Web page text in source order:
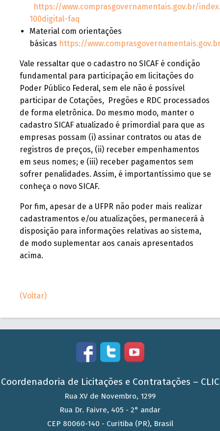
https://www.comprasgovernamentais.gov.br/
100digital-faq
Material com orientações
básicas https://
Vale ressaltar que o cadastro no SICAF é condição
fundamental para participação em licitações do
Poder Público Federal, sem ele não é possível
participar de Cotações, Pregões e RDC processados
de forma eletrônica. Do mesmo modo, manter o
cadastro SICAF atualizado é primordial para que as
empresas possam (i) assinar contratos ou atas de
registros de preços, (ii) receber empenhamentos
em seus nomes; e (iii) receber pagamentos sem
sofrer penalidades. Assim, é importantíssimo que se
conheça o novo SICAF.
Por fim, apesar de a UFPR não poder mais realizar
cadastramentos e/ou atualizações, permanecerá à
disposição para informações relativas ao sistema,
de modo suplementar aos canais apresentados
acima.
(Voltar)
Coordenadoria de Licitações e Contratações – CLIC
Rua XV de Novembro, 1299
Rua Dr. Faivre, 405 - 2° andar
CEP 80060-140 - Curitiba (PR), Brasil